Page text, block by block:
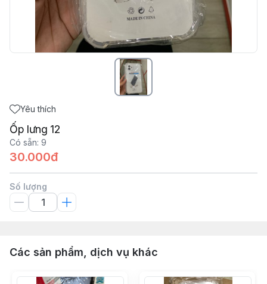
Yêu thích
Ốp lưng 12
Có sẵn: 9
30.000đ
Số lượng
Các sản phẩm, dịch vụ khác